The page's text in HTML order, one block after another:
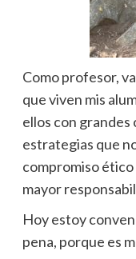
Como profesor,
que viven mis
ellos con
estrategias que
compromiso ético
mayor
Hoy estoy
pena, porque es